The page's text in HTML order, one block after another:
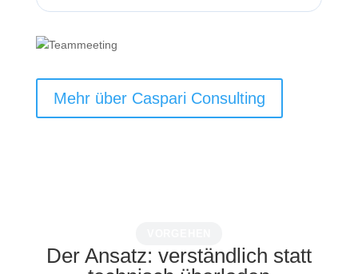
Mehr über Caspari Consulting
Der Ansatz: verständlich statt